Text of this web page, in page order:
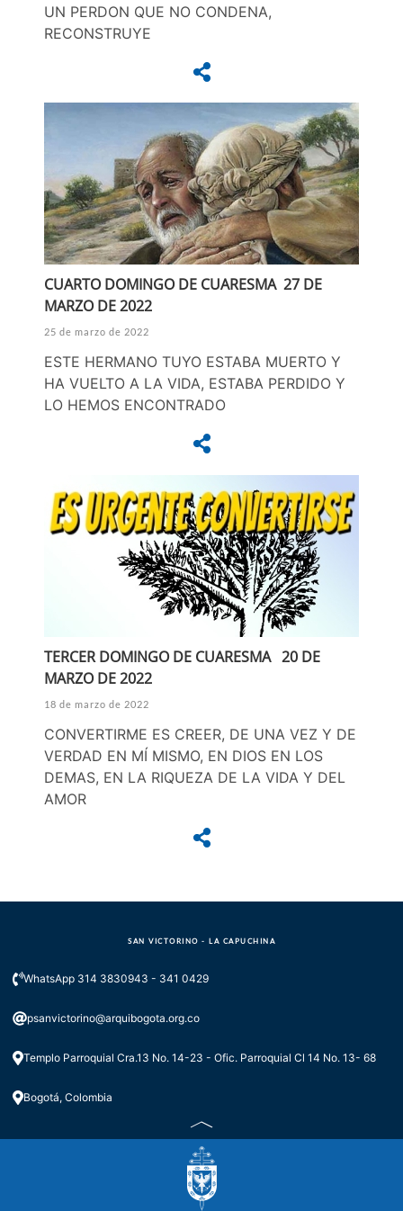
UN PERDON QUE NO CONDENA,
RECONSTRUYE
CUARTO DOMINGO DE CUARESMA 27 DE
MARZO DE 2022
25 de marzo de 2022
ESTE HERMANO TUYO ESTABA MUERTO Y
HA VUELTO A LA VIDA, ESTABA PERDIDO Y
LO HEMOS ENCONTRADO
TERCER DOMINGO DE CUARESMA 20 DE
MARZO DE 2022
18 de marzo de 2022
CONVERTIRME ES CREER, DE UNA VEZ Y DE
VERDAD EN MÍ MISMO, EN DIOS EN LOS
DEMAS, EN LA RIQUEZA DE LA VIDA Y DEL
AMOR
SAN VICTORINO - LA CAPUCHINA
WhatsApp 314 3830943 - 341 0429
psanvictorino@arquibogota.org.co
Templo Parroquial Cra.13 No. 14-23 - Ofic. Parroquial Cl 14 No. 13- 68
Bogotá, Colombia